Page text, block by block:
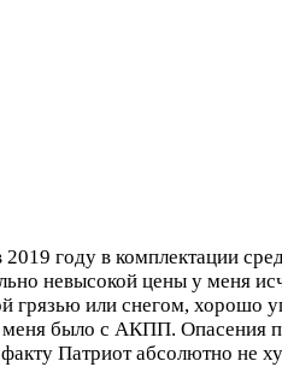
2019 году в комплектации
невысокой цены у меня
грязью или снегом, хорошо
было с АКПП. Опасения
Патриот абсолютно не